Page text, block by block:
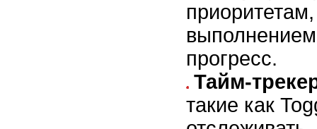
выполнением
прогресс.
Тайм-
такие как